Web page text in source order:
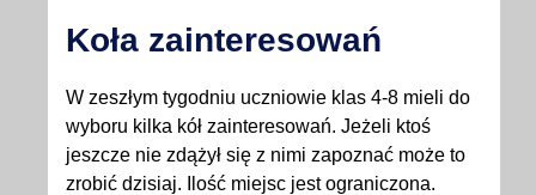
Koła zainteresowań
W zeszłym tygodniu uczniowie klas 4-8 mieli do
wyboru kilka kół zainteresowań. Jeżeli ktoś
jeszcze nie zdążył się z nimi zapoznać może to
zrobić dzisiaj. Ilość miejsc jest ograniczona.